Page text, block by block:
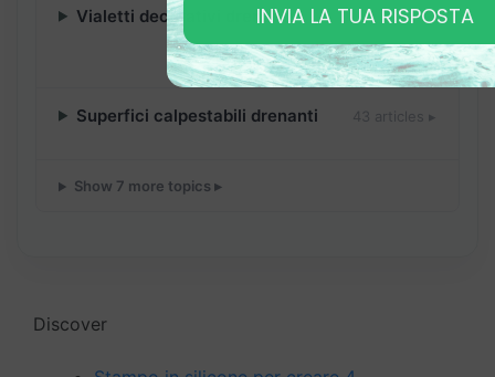
Vialetti decorativi drenanti 36 articles ▸
Superfici calpestabili drenanti 43 articles ▸
Show 7 more topics ▸
Discover
INVIA LA TUA RISPOSTA